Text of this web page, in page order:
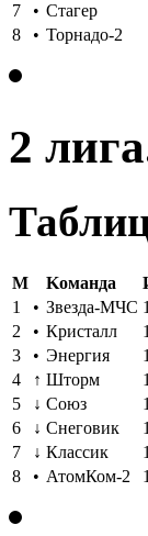
7
• Стагер
8
• Торнадо-2
2
M Kоманда
1
• Звезда-МЧС
2
• Кристалл
3
• Энергия
4
↑ Шторм
5
↓ Союз
6
↓ Снеговик
7
↓ Классик
8
• АтомКом-2